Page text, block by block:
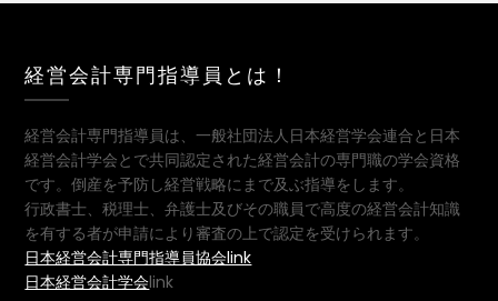
経営会計専門指導員とは！
経営会計専門指導員は、一般社団法人日本経営学会連合と日本
経営会計学会とで共同認定された経営会計の専門職の学会資格
です。倒産を予防し経営戦略にまで及ぶ指導をします。
行政書士、税理士、弁護士及びその職員で高度の経営会計知識
を有する者が申請により審査の上で認定を受けられます。
日本経営会計専門指導員協会link
日本経営会計学会link